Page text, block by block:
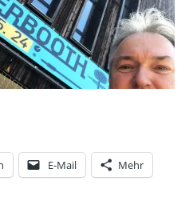
E-Mail Mehr